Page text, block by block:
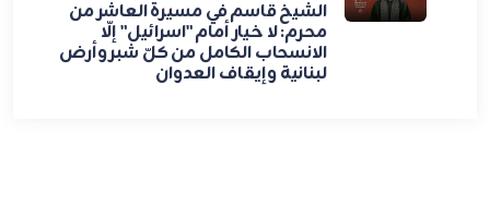
الشيخ قاسم في مسيرة العاشر من
محرم: لا خيار أمام "اسرائيل" إلّا
الانسحاب الكامل من كلّ شبر وأرض
لبنانية وإيقاف العدوان